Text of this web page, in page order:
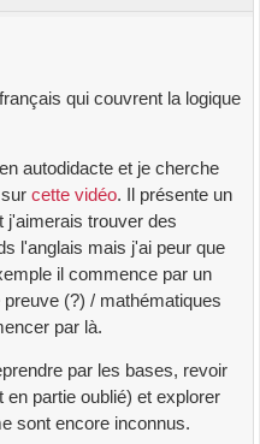
qui couvrent la logique
autodidacte et je cherche
cette vidéo. Il présente un
j'aimerais trouver des
l'anglais mais j'ai peur que
il commence par un
(?) / mathématiques
par là.
par les bases, revoir
partie oublié) et explorer
sont encore inconnus.